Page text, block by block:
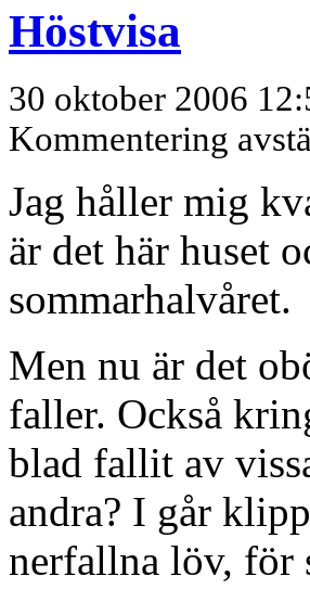
Höstvisa
30 oktober 2006
Kommentering
Jag håller mig
är det här huset
sommarhalvåret.
Men nu är det
faller. Också
blad fallit av
andra? I går
nerfallna löv, för